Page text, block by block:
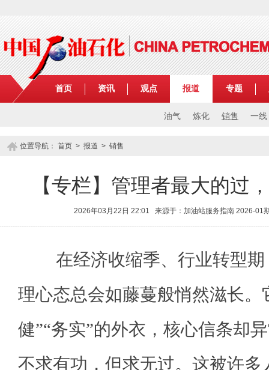
首页 资讯 观点 报道
油气 炼化 销售 一线
专题
位置导航： 首页 > 报道 > 销售
【专栏】管理者最大的过
2026年03月22日 22:01 来源于：加油站服务指南 2026-
在经济收缩季、行业转型
理心态总会如藤蔓般悄然滋长。
健”“务实”的外衣，核心信条却
不求有功，但求无过。这被许多